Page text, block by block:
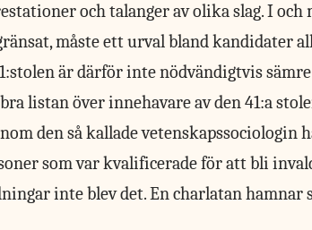
och talanger av olika slag. I
måste ett urval bland kandidater
är därför inte nödvändigtvis
listan över innehavare av den 41:a
den så kallade vetenskapssociologin
som var kvalificerade för att bli
inte blev det. En charlatan hamnar